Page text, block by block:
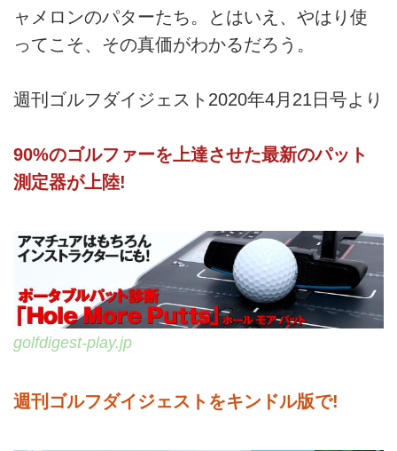
ャメロンのパターたち。とはいえ、やはり使
ってこそ、その真価がわかるだろう。
週刊ゴルフダイジェスト2020年4月21日号より
90%のゴルファーを上達させた最新のパット
測定器が上陸!
golfdigest-play.jp
週刊ゴルフダイジェストをキンドル版で!